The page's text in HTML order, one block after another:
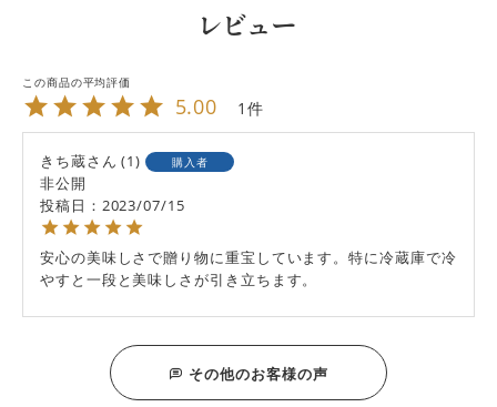
レビュー
5.00 1
きち蔵 1 購入者
非公開
投稿日
2023/07/15
安心の美味しさで贈り物に重宝しています。特に冷蔵庫で冷
やすと一段と美味しさが引き立ちます。
その他のお客様の声